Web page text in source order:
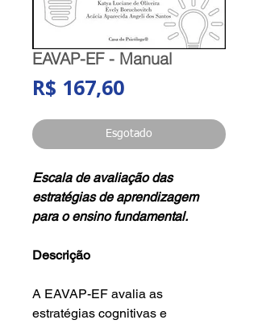
EAVAP-EF - Manual
R$ 167,60Preço
Esgotado
Escala de avaliação das
estratégias de aprendizagem
para o ensino fundamental.
Descrição
A EAVAP-EF avalia as
estratégias cognitivas e